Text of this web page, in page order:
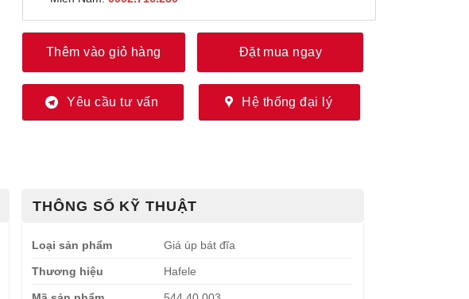
Thêm vào giỏ hàng Đặt mua ngay
Yêu cầu tư vấn Hệ thống đại lý
THÔNG SỐ KỸ THUẬT
Loại sản phẩm Giá úp bát đĩa
Thương hiệu Hafele